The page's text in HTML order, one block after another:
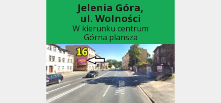
Jelenia Góra,
ul. Wolności
W kierunku centrum
Górna plansza